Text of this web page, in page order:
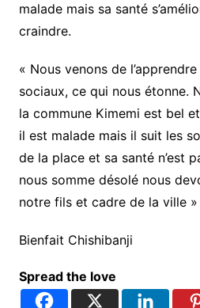
malade mais sa santé
craindre.
« Nous venons de
sociaux, ce qui nous étonne.
la commune Kimemi est bel
il est malade mais il suit les
de la place et sa santé n’est
nous somme désolé nous
notre fils et cadre de la ville
Bienfait Chishibanji
Spread the love